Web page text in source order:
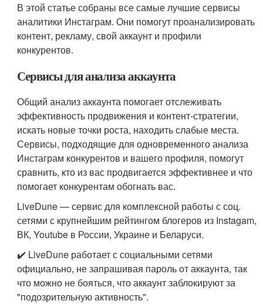
В этой статье собраны все самые лучшие сервисы
аналитики Инстаграм. Они помогут проанализировать
контент, рекламу, свой аккаунт и профили
конкурентов.
Сервисы для анализа аккаунта
Общий анализ аккаунта помогает отслеживать
эффективность продвижения и контент-стратегии,
искать новые точки роста, находить слабые места.
Сервисы, подходящие для одновременного анализа
Инстаграм конкурентов и вашего профиля, помогут
сравнить, кто из вас продвигается эффективнее и что
помогает конкурентам обогнать вас.
LiveDune — сервис для комплексной работы с соц.
сетями с крупнейшим рейтингом блогеров из Instagam,
ВК, Youtube в России, Украине и Беларуси.
✔️ LiveDune работает с социальными сетями
официально, не запрашивая пароль от аккаунта, так
что можно не бояться, что аккаунт заблокируют за
"подозрительную активность".